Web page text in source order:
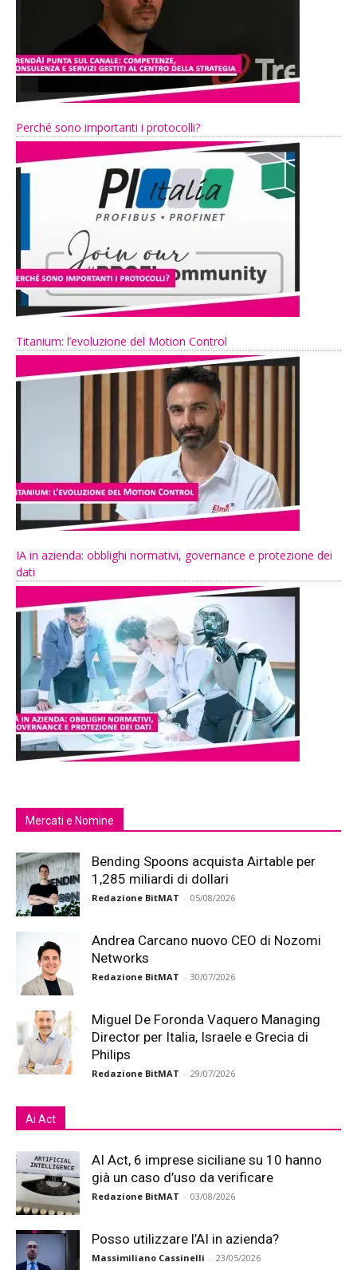
Perché sono importanti i protocolli?
Titanium: l’evoluzione del Motion Control
IA in azienda: obblighi normativi, governance e protezione dei
dati
Mercati e Nomine
Bending Spoons acquista Airtable per
1,285 miliardi di dollari
Redazione BitMAT - 05/08/2026
Andrea Carcano nuovo CEO di Nozomi
Networks
Redazione BitMAT - 30/07/2026
Miguel De Foronda Vaquero Managing
Director per Italia, Israele e Grecia di
Philips
Redazione BitMAT - 29/07/2026
Ai Act
AI Act, 6 imprese siciliane su 10 hanno
già un caso d’uso da verificare
Redazione BitMAT - 03/08/2026
Posso utilizzare l’AI in azienda?
Massimiliano Cassinelli - 23/05/2026